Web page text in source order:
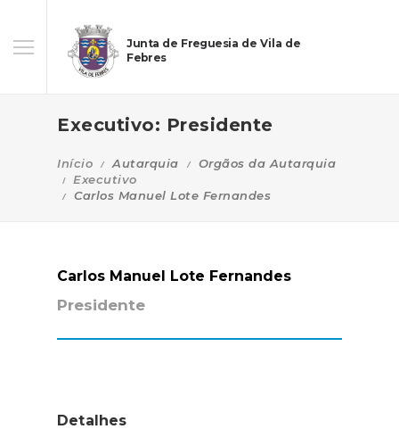
Junta de Freguesia de Vila de
Febres
Executivo: Presidente
Início Autarquia
Orgãos da Autarquia
Executivo
Carlos Manuel Lote Fernandes
Carlos Manuel Lote Fernandes
Presidente
Detalhes